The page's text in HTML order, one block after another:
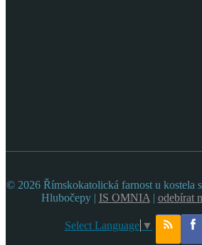
© 2026 Římskokatolická farnost u kostela
Hlubočepy | IS OMNIA | odebírat
Select Language ▼